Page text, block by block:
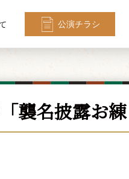
公演チラシ
襲名披露お練